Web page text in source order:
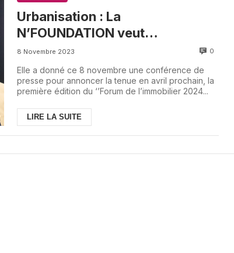
Urbanisation : La
N’FOUNDATION veut
révolutionner le secteur de
l’immobilier
8 Novembre 2023 0
Elle a donné ce 8 novembre une conférence de
presse pour annoncer la tenue en avril prochain, la
première édition du ‘’Forum de l’immobilier 2024...
LIRE LA SUITE